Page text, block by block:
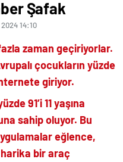
Şafak
14:10
zaman geçiriyorlar.
çocukların yüzde
giriyor.
91’i 11 yaşına
sahip oluyor. Bu
eğlence,
bir araç